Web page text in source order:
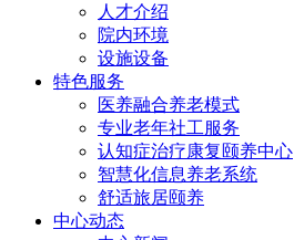
人才介绍
院内环境
设施设备
特色服务
医养融合养老模式
专业老年社工服务
认知症治疗康复颐养中心
智慧化信息养老系统
舒适旅居颐养
中心动态